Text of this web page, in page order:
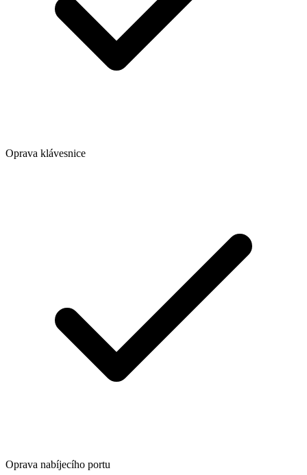
Oprava klávesnice
Oprava nabíjecího portu